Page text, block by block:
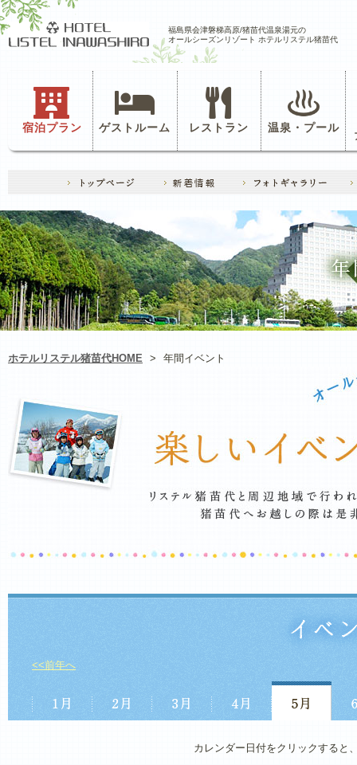
福島県会津磐梯高原/猪苗代温泉湯元の
オールシーズンリゾート ホテルリステル猪苗代
宿泊プラン ゲストルーム レストラン 温泉・プール
ホテルリステル猪苗代HOME > 年間イベント
<<前年へ
カレンダー日付をクリックすると